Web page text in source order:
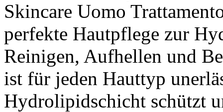
Skincare Uomo
perfekte Hautpflege zur
Reinigen, Aufhellen und
ist für jeden Hauttyp
Hydrolipidschicht schützt